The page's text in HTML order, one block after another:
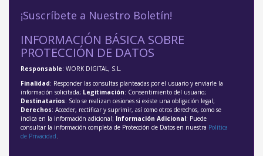
¡Suscríbete a Nuestro Boletín!
INFORMACIÓN BÁSICA SOBRE
PROTECCIÓN DE DATOS
Responsable: WORK DIGITAL, S.L.
Finalidad: Responder las consultas planteadas por el usuario y enviarle la
información solicitada; Legitimación: Consentimiento del usuario;
Destinatarios: Solo se realizan cesiones si existe una obligación legal;
Derechos: Acceder, rectificar y suprimir, así como otros derechos, como se
indica en la información adicional; Información Adicional: Puede
consultar la información completa de Protección de Datos en nuestra Política
de Privacidad